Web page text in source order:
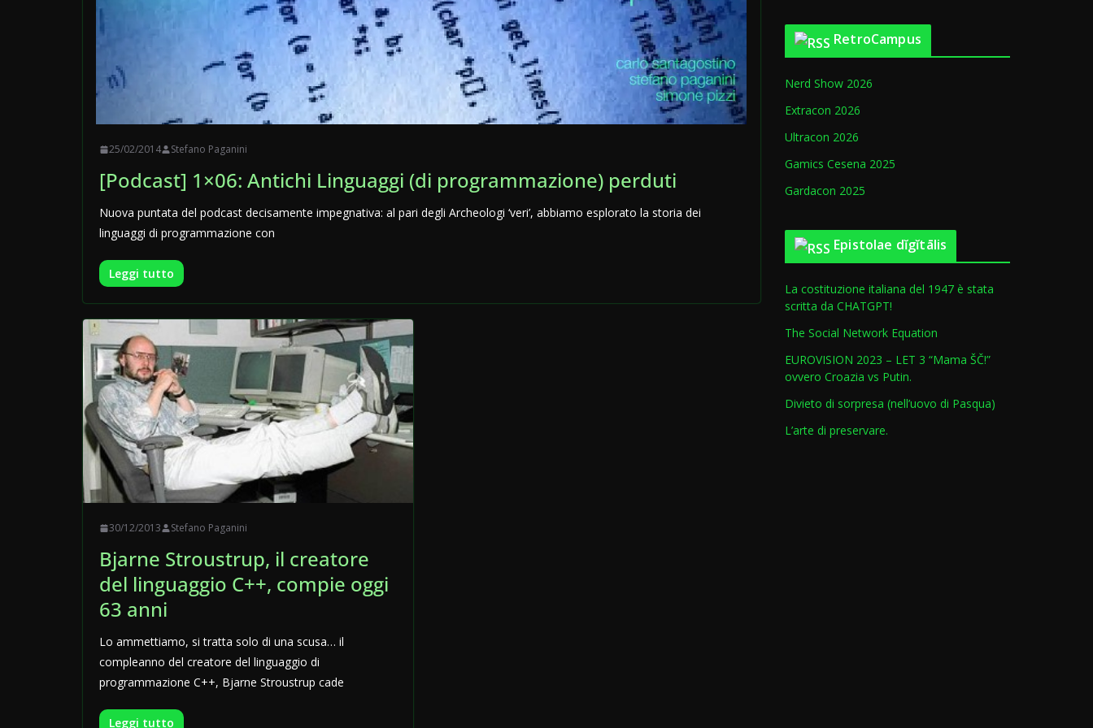
25/02/2014 Stefano Paganini
[Podcast] 1×06: Antichi Linguaggi (di programmazione) perduti
Nuova puntata del podcast decisamente impegnativa: al pari degli Archeologi ‘veri’, abbiamo esplorato la storia dei
linguaggi di programmazione con
Leggi tutto
30/12/2013 Stefano Paganini
Bjarne Stroustrup, il creatore
del linguaggio C++, compie oggi
63 anni
Lo ammettiamo, si tratta solo di una scusa… il
compleanno del creatore del linguaggio di
programmazione C++, Bjarne Stroustrup cade
Leggi tutto
e
t
o
c
o
r
t
i
o
i
RetroCampus
Nerd Show 2026
Extracon 2026
Ultracon 2026
Gamics Cesena 2025
Gardacon 2025
Epistolae dĭgĭtālis
La costituzione italiana del 1947 è stata
scritta da CHATGPT!
The Social Network Equation
EUROVISION 2023 – LET 3 “Mama ŠČ!”
ovvero Croazia vs Putin.
Divieto di sorpresa (nell’uovo di Pasqua)
L’arte di preservare.